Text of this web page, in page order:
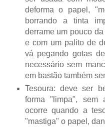
deforma o papel,
borrando a tinta
derrame um pouco
e com um palito de
vá pegando gotas
necessário sem
em bastão também
Tesoura: deve ser
forma "limpa", sem
ocorre quando a
"mastiga" o papel,